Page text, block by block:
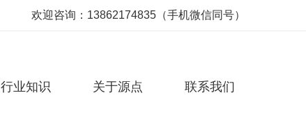
欢迎咨询：13862174835（手机微信同号）
行业知识 关于源点 联系我们